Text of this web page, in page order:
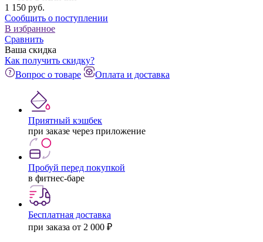
1 150 pуб.
Сообщить о поступлении
В избранное
Сравнить
Ваша скидка
Как получить скидку?
Вопрос о товаре
Оплата и доставка
Приятный кэшбек
при заказе через приложение
Пробуй перед покупкой
в фитнес-баре
Бесплатная доставка
при заказа от 2 000 ₽